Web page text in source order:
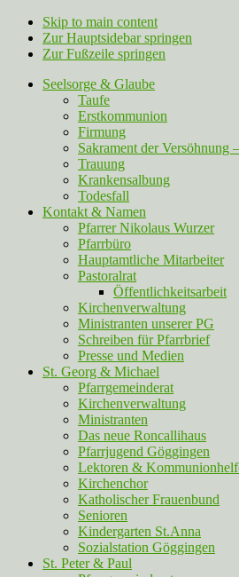
Skip to main content
Zur Hauptsidebar springen
Zur Fußzeile springen
Seelsorge & Glaube
Taufe
Erstkommunion
Firmung
Sakrament der Versöhnung
Trauung
Krankensalbung
Todesfall
Kontakt & Namen
Pfarrer Nikolaus Wurzer
Pfarrbüro
Hauptamtliche Mitarbeiter
Pastoralrat
Öffentlichkeitsarbeit
Kirchenverwaltung
Ministranten unserer PG
Schreiben für Pfarrbrief
Presse und Medien
St. Georg & Michael
Pfarrgemeinderat
Kirchenverwaltung
Ministranten
Das neue Roncallihaus
Pfarrjugend Göggingen
Lektoren &
Kirchenchor
Katholischer Frauenbund
Senioren
Kindergarten St.Anna
Sozialstation Göggingen
St. Peter & Paul